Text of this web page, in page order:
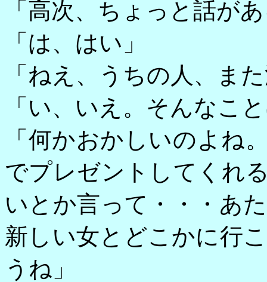
「高次、ちょっと話が
「は、はい」
「ねえ、うちの人、ま
「い、いえ。そんなこ
「何かおかしいのよね
でプレゼントしてくれ
いとか言って・・・あ
新しい女とどこかに行
うね」